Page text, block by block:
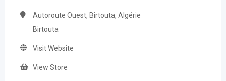
Autoroute Ouest, Birtouta, Algérie
Birtouta
Visit Website
View Store